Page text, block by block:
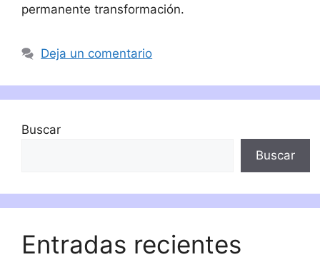
permanente transformación.
Deja un comentario
Buscar
Buscar
Entradas recientes